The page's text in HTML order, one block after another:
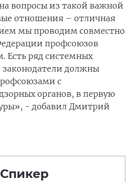
вопросы из такой важной
отношения – отличная
мы проводим совместно
профсоюзов
Есть ряд системных
должны
с
органов, в первую
- добавил Дмитрий
Спикер